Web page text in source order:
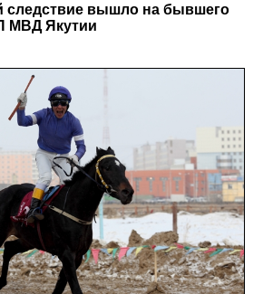
следствие вышло на бывшего
МВД Якутии